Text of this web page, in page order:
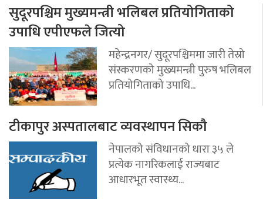
सुदूरपश्चिम मुख्यमन्त्री भलिबल प्रतियोगिताको
उपाधि एपीएफले जित्यो
महेन्द्रनगर/ सुदूरपश्चिममा जारी तेस्रो
संस्करणको मुख्यमन्त्री पुरुष भलिबल
प्रतियोगिताको उपाधि...
टीकापुर अस्पतालबाट व्यवस्थापन सिकौ
नेपालको संविधानको धारा ३५ ले
प्रत्येक नागरिकलाई राज्यबाट
आधारभूत स्वास्थ्य...